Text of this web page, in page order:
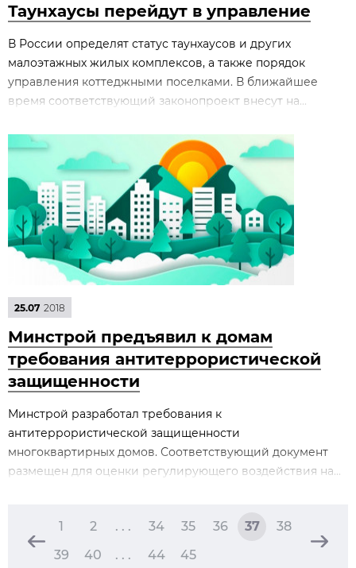
Таунхаусы перейдут в управление
В России определят статус таунхаусов и других
малоэтажных жилых комплексов, а также порядок
управления коттеджными поселками. В ближайшее
время соответствующий законопроект внесут на...
25.07 2018
Минстрой предъявил к домам
требования антитеррористической
защищенности
Минстрой разработал требования к
антитеррористической защищенности
многоквартирных домов. Соответствующий документ
размещен для оценки регулирующего воздействия на...
1 2 . . . 34 35 36 37
38
39
40 . . . 44 45